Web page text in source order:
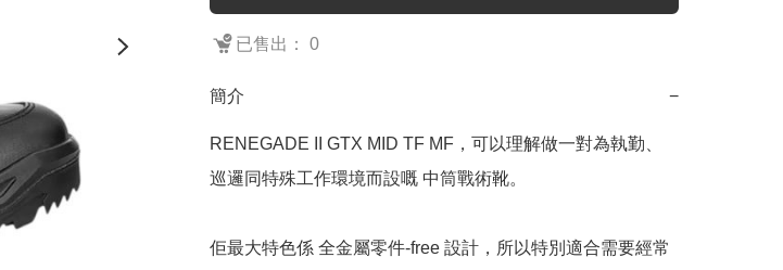
已售出： 0
簡介 −
RENEGADE II GTX MID TF MF，可以理解做一對為執勤、
巡邏同特殊工作環境而設嘅 中筒戰術靴。
佢最大特色係 全金屬零件-free 設計，所以特別適合需要經常